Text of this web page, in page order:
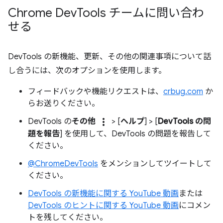
Chrome DevTools チームに問い合わ
せる
DevTools の新機能、更新、その他の関連事項について話
し合うには、次のオプションを使用します。
フィードバックや機能リクエストは、 crbug.com か
らお送りください。
DevTools のその他 more_vert > [ヘルプ] > [DevTools の問
題を報告] を使用して、DevTools の問題を報告して
ください。
@ChromeDevTools をメンションしてツイートして
ください。
DevTools の新機能に関する YouTube 動画 または
DevTools のヒントに関する YouTube 動画にコメン
トを残してください。